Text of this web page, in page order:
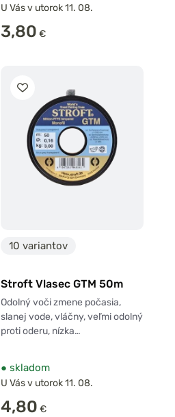
U Vás v utorok 11. 08.
3,80 €
10 variantov
Stroft Vlasec GTM 50m
Odolný voči zmene počasia,
slanej vode, vláčny, veľmi odolný
proti oderu, nízka…
● skladom
U Vás v utorok 11. 08.
4,80 €